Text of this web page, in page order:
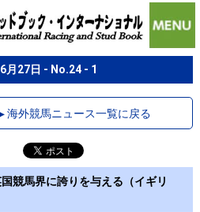
27日 - No.24 - 1
▸ 海外競馬ニュース一覧に戻る
競馬界に誇りを与える（イギリ